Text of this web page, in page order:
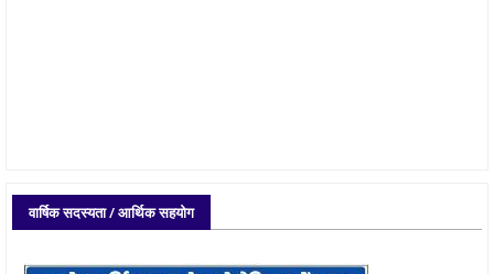
वार्षिक सदस्यता / आर्थिक सहयोग